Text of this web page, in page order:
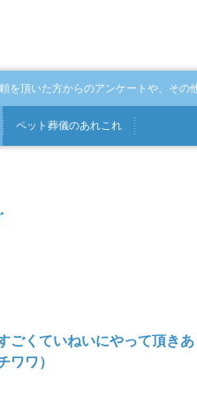
を頂いた方からのアンケートや、その
ペット 葬儀のあれこれ
ごくていねいにやって頂きあ
ワワ）